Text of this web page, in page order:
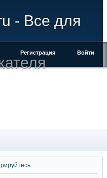
- Все для
Регистрация Войти